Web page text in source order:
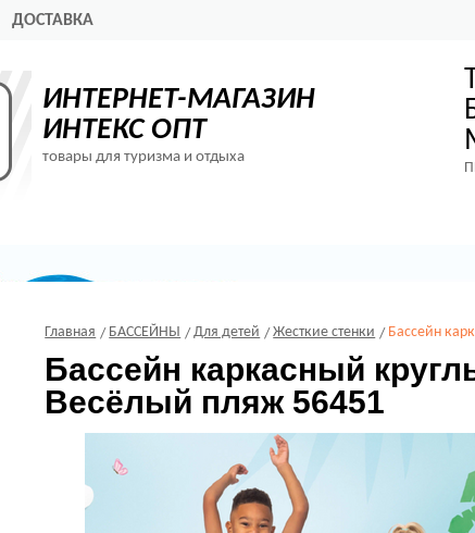
ДОСТАВКА
ИНТЕРНЕТ-МАГАЗИН
ИНТЕКС ОПТ
товары для туризма и отдыха
Главная БАССЕЙНЫ Для детей Жесткие стенки Бассейн
Бассейн каркасный
Весёлый пляж 56451